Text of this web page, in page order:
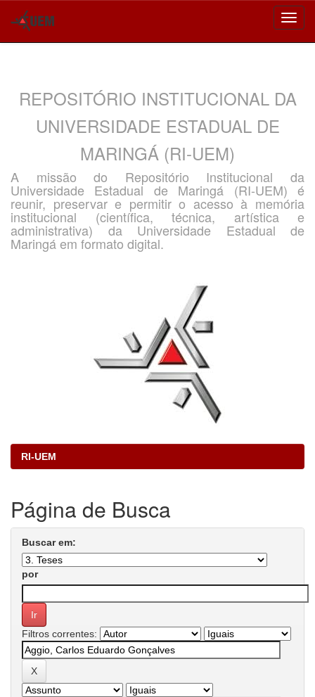
REPOSITÓRIO INSTITUCIONAL DA
UNIVERSIDADE ESTADUAL DE
MARINGÁ (RI-UEM)
A missão do Repositório Institucional da
Universidade Estadual de Maringá (RI-UEM) é
reunir, preservar e permitir o acesso à memória
institucional (científica, técnica, artística e
administrativa) da Universidade Estadual de
Maringá em formato digital.
RI-UEM
Página de Busca
Buscar em:
por
Filtros correntes: